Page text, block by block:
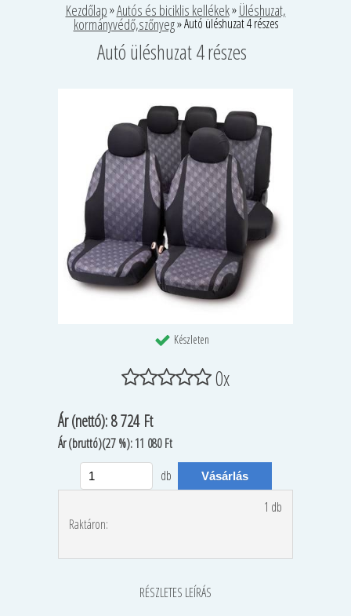
Kezdőlap»Autós és biciklis kellékek» Üléshuzat,
kormányvédő,szőnyeg»Autó üléshuzat 4 részes
Autó üléshuzat 4 részes
Készleten
0x
Ár(nettó):8 724 Ft
Ár(bruttó)(27 %):11 080 Ft
db
Raktáron:
1 db
RÉSZLETES LEÍRÁS